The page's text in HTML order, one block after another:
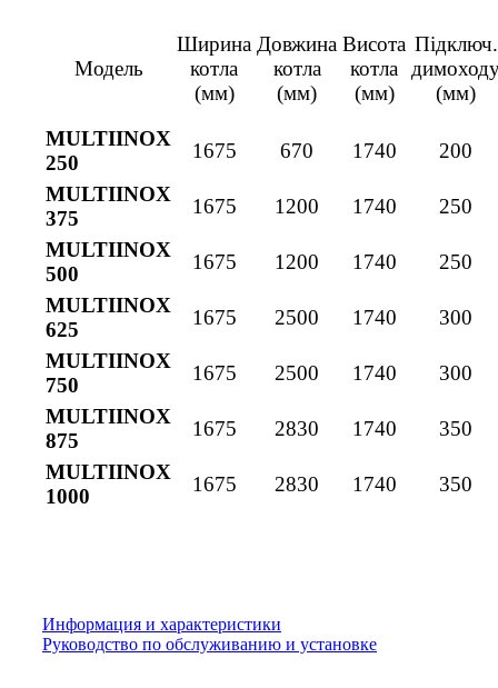
Модель
Ширина
котла
(мм)
Довжина
котла
(мм)
Висота
котла
(мм)
Підключ.
(мм)
MULTIINOX
250
1675 670 1740
200
MULTIINOX
375
1675 1200 1740
250
MULTIINOX
500
1675 1200 1740
250
MULTIINOX
625
1675 2500 1740
300
MULTIINOX
750
1675 2500 1740
300
MULTIINOX
875
1675 2830 1740
350
MULTIINOX
1000
1675 2830 1740 350
Информация и характеристики
Руководство по обслуживанию и установке